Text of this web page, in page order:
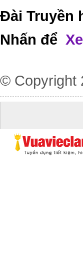
Đài Truyền
Nhấn để
© Copyright